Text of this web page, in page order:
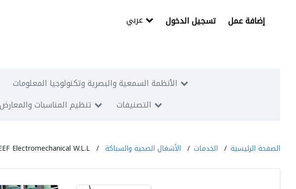
تسجيل الدخول إضافة عمل
الأنظمة السمعية والبصرية وتكنولوجيا المعلومات
تنظيم المناسبات والمعارض التصنيفات
الصفحة الرئيسية الخدمات الأشغال الصحية والسباكة Electromechanical W.L.L